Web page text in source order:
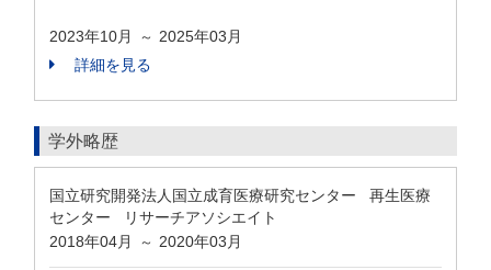
2023年10月 ～ 2025年03月
詳細を見る
学外略歴
国立研究開発法人国立成育医療研究センター 再生医療
センター リサーチアソシエイト
2018年04月
～ 2020年03月